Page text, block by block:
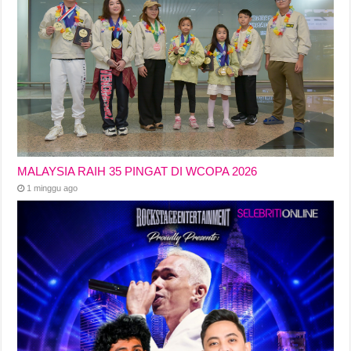
MALAYSIA RAIH 35 PINGAT DI WCOPA 2026
1 minggu ago